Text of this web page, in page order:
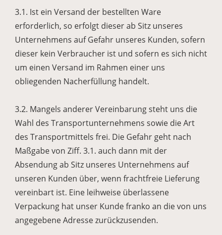
3.1. Ist ein Versand der bestellten Ware
erforderlich, so erfolgt dieser ab Sitz unseres
Unternehmens auf Gefahr unseres Kunden, sofern
dieser kein Verbraucher ist und sofern es sich nicht
um einen Versand im Rahmen einer uns
obliegenden Nacherfüllung handelt.
3.2. Mangels anderer Vereinbarung steht uns die
Wahl des Transportunternehmens sowie die Art
des Transportmittels frei. Die Gefahr geht nach
Maßgabe von Ziff. 3.1. auch dann mit der
Absendung ab Sitz unseres Unternehmens auf
unseren Kunden über, wenn frachtfreie Lieferung
vereinbart ist. Eine leihweise überlassene
Verpackung hat unser Kunde franko an die von uns
angegebene Adresse zurückzusenden.